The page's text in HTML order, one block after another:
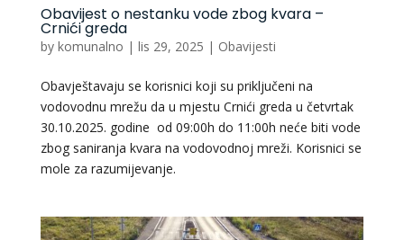
Obavijest o nestanku vode zbog kvara –
Crnići greda
by komunalno | lis 29, 2025 | Obavijesti
Obavještavaju se korisnici koji su priključeni na
vodovodnu mrežu da u mjestu Crnići greda u četvrtak
30.10.2025. godine od 09:00h do 11:00h neće biti vode
zbog saniranja kvara na vodovodnoj mreži. Korisnici se
mole za razumijevanje.